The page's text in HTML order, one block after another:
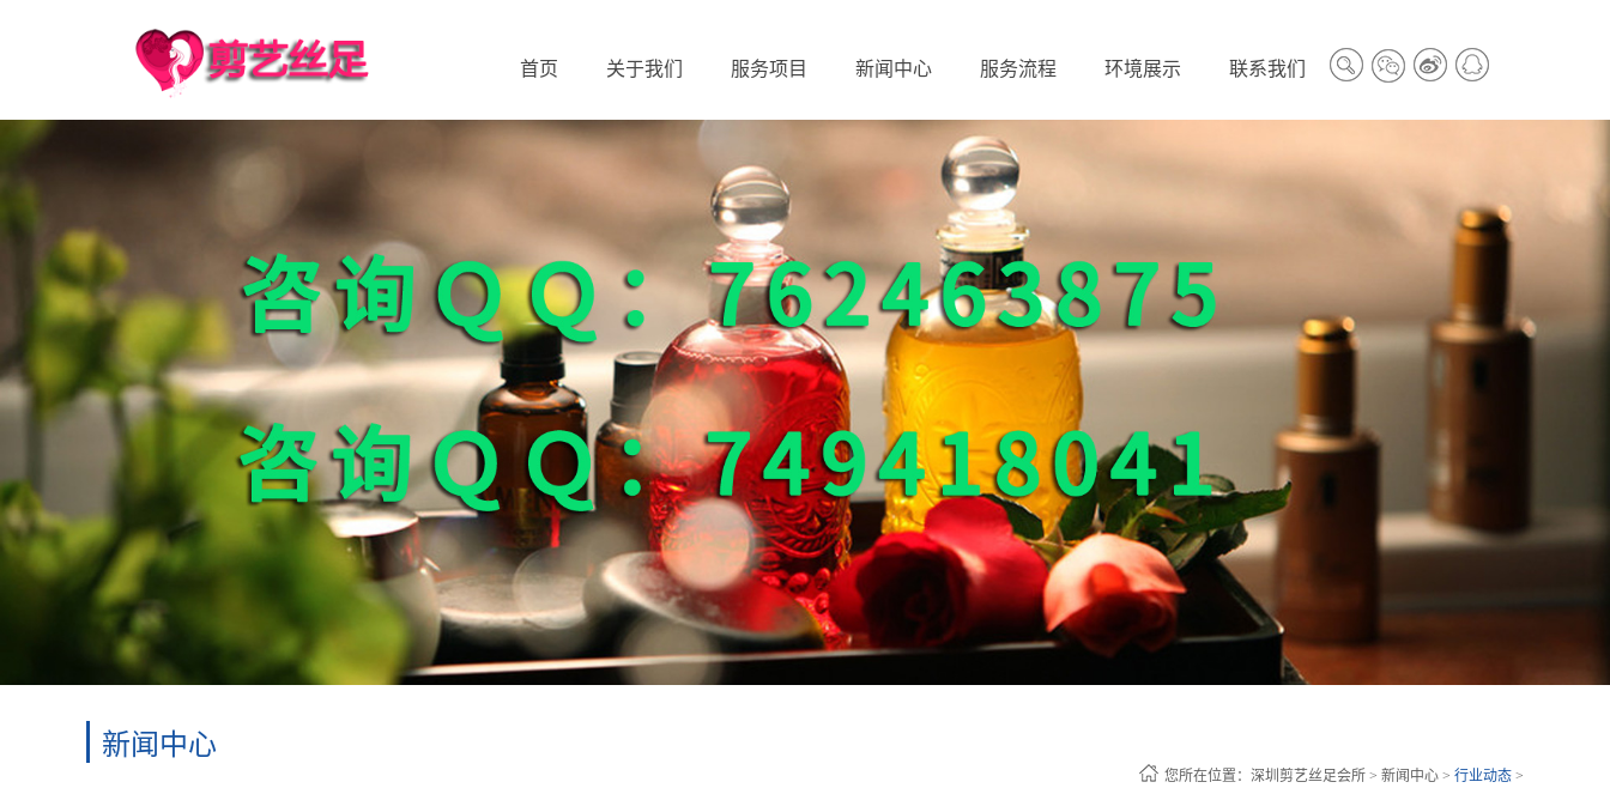
首页 关于我们 服务项目 新闻中心 服务流程 环境展示 联系我们
新闻中心
您所在位置： 深圳剪艺丝足会所 > 新闻中心 > 行业动态 >